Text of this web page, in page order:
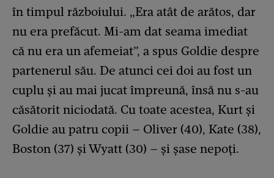
în timpul războiului. „Era atât de arătos, dar
nu era prefăcut. Mi-am dat seama imediat
că nu era un afemeiat”, a spus Goldie despre
partenerul său. De atunci cei doi au fost un
cuplu și au mai jucat împreună, însă nu s-au
căsătorit niciodată. Cu toate acestea, Kurt și
Goldie au patru copii – Oliver (40), Kate (38),
Boston (37) și Wyatt (30) – și șase nepoți.